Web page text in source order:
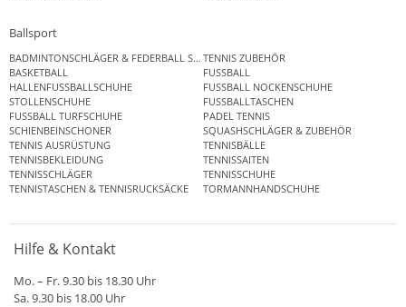
Ballsport
BADMINTONSCHLÄGER & FEDERBALL SETSTENNIS ZUBEHÖR
BASKETBALL
FUSSBALL
HALLENFUSSBALLSCHUHE
FUSSBALL NOCKENSCHUHE
STOLLENSCHUHE
FUSSBALLTASCHEN
FUSSBALL TURFSCHUHE
PADEL TENNIS
SCHIENBEINSCHONER
SQUASHSCHLÄGER & ZUBEHÖR
TENNIS AUSRÜSTUNG
TENNISBÄLLE
TENNISBEKLEIDUNG
TENNISSAITEN
TENNISSCHLÄGER
TENNISSCHUHE
TENNISTASCHEN & TENNISRUCKSÄCKE
TORMANNHANDSCHUHE
Hilfe & Kontakt
Mo. – Fr. 9.30 bis 18.30 Uhr
Sa. 9.30 bis 18.00 Uhr